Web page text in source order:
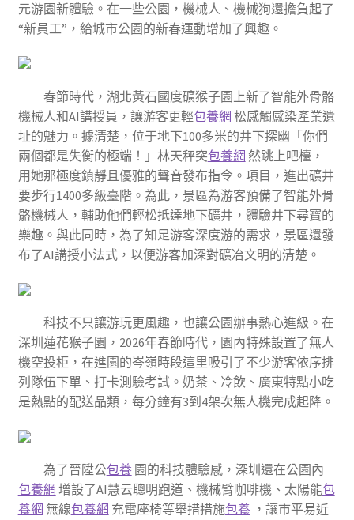
元游園新體驗。在一些公園，機械人、機械狗還擔負起了
“新員工”，給城市公園的新春運動增加了興趣。
春節時代，湖北黃石國度礦猴子園上新了智能外骨骼
機械人和AI講授員，讓游客更輕包養網 松感觸感染產業遺
址的魅力。據清楚，位于地下100多米的井下探幽「你們
兩個都是失衡的極端！」林天秤突包養網 然跳上吧檯，
用她那極度鎮靜且優雅的聲音發布指令。項目，進出礦井
要步行1400多級臺階。為此，景區為游客預備了智能外骨
骼機械人，輔助他們輕松抵達地下礦井，體驗井下尋寶的
樂趣。與此同時，為了知足游客深度游的需求，景區還發
布了AI講授小法式，以便游客加深對礦冶文明的清楚。
科技不只讓游玩更風趣，也讓公園辦事熱心進級。在
深圳蓮花猴子園，2026年春節時代，園內特殊設置了無人
機空投柜，在進園的岑嶺時段這里吸引了不少游客依序排
列隊伍下單、打卡測驗考試。奶茶、冷飲、廣東特點小吃
是熱點的配送品類，每分鐘有3到4架次無人機完成起降。
為了晉陞公包養園的科技體驗感，深圳還在公園內
包養網 增設了AI慧云聰明跑道、機械臂咖啡機、太陽能包
養網 無線包養網 充電座椅等舉措措施包養，讓市平易近